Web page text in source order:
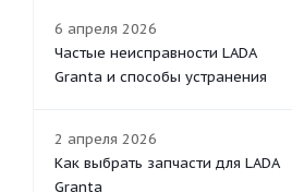
6 апреля 2026
Частые неисправности LADA
Granta и способы устранения
2 апреля 2026
Как выбрать запчасти для LADA
Granta